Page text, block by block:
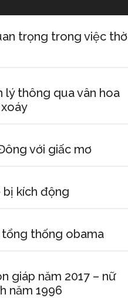
trọng trong việc thờ
lý thông qua vân hoa
với giấc mơ
bị kích động
thống obama
giáp năm 2017 – nữ
năm 1996